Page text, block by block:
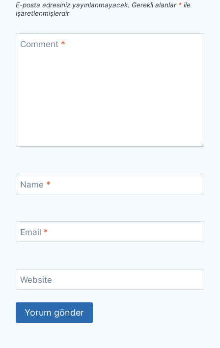
E-posta adresiniz yayınlanmayacak. Gerekli alanlar * ile
işaretlenmişlerdir
Comment *
Name *
Email *
Website